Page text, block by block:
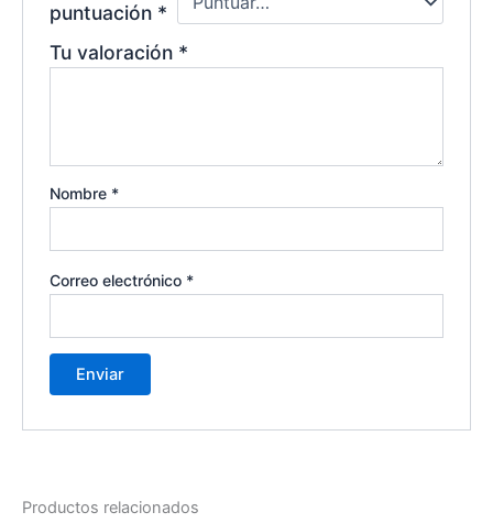
puntuación *
Tu valoración *
Nombre *
Correo electrónico *
Productos relacionados